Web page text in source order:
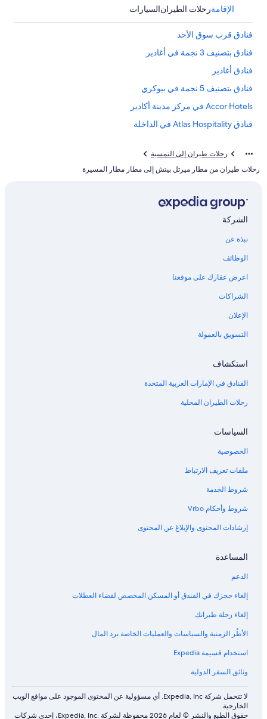
الإقامةرحلات الطيرانالسيارات
فنادق قرب سوق الأحد
فنادق بتصنيف 3 نجمة في أغادير
فنادق أغادير
فنادق بتصنيف 5 نجمة في بيوكري
Accor Hotels في مركز مدينة أكادير
فنادق Atlas Hospitality في الداخلة
Accor Hotels في الداخلة
فنادق Barcelo في أغادير
رحلات طيران إلى التمسية
رحلات طيران من مطار ميرتل بيتش إلى مطار مطار المسيرة
الشركة
نبذة عن
الوظائف
اعرض عقارك على موقعنا
الشراكات
الإعلان
التسويق بالعمولة
استكشاف
الفنادق في الإمارات العربية المتحدة
رحلات الطيران المحلية
السياسات
الخصوصية
ملفات تعريف الارتباط
شروط الخدمة
شروط وأحكام Vrbo
إرشادات المحتوى والإبلاغ عن المحتوى
المساعدة
الدعم
إلغاء حجزك في الفندق أو المسكن المخصص لقضاء العطلات
إلغاء رحلة طيرانك
الأطُر الزمنية والسياسات والعمليات الخاصة برد المال
استخدام قسيمة Expedia
وثائق السفر الدولية
لا تتحمل شركة Expedia, Inc. أي مسؤولية عن المحتوى الموجود على مواقع الويب
الخارجية.
حقوق الطبع والنشر © لعام 2026 محفوظة لشركة .Expedia, Inc، إحدى شركات